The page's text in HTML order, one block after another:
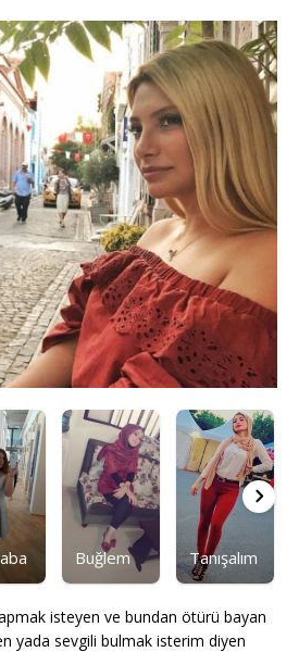
Buğlem Tanışalım
isteyen ve bundan ötürü bayan
yada sevgili bulmak isterim diyen